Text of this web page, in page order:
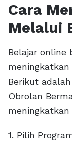
Cara
Melalui
Belajar online
Berikut
Obrolan
1. Pilih